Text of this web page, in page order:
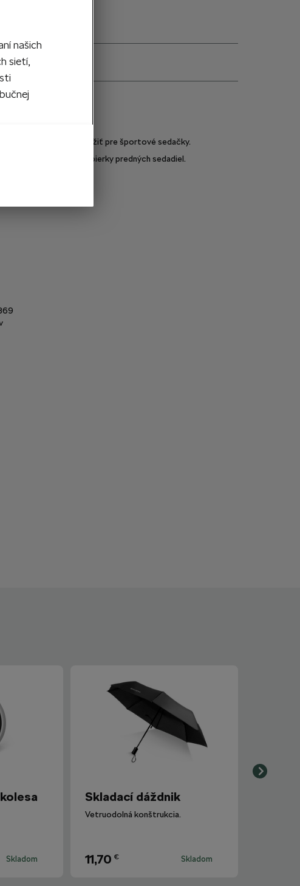
Nie je možné použiť pre športové sedačky.
Tyčky hlavovej opierky predných sedadiel.
Skladom
Skladací dáždnik
Vetruodolná konštrukcia.
11,70 € Skladom
našich
sietí,